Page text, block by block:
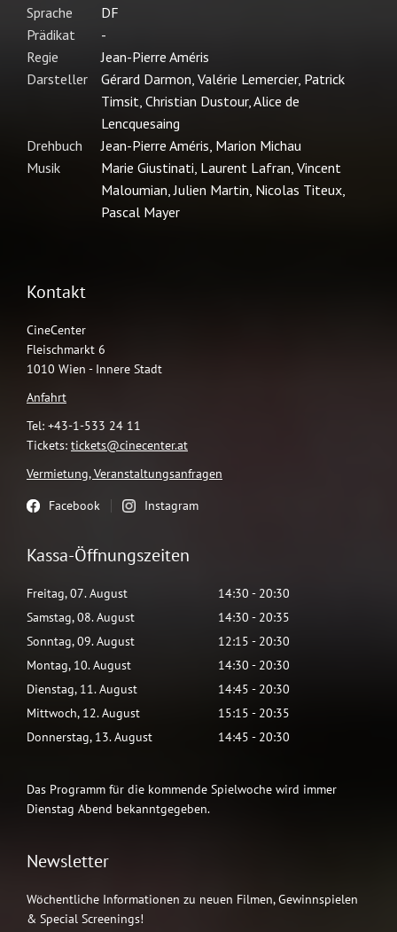
Kontakt
CineCenter
Fleischmarkt 6
1010 Wien - Innere Stadt
Anfahrt
Tel: +43-1-533 24 11
Tickets: tickets@cinecenter.at
Vermietung, Veranstaltungsanfragen
Facebook Instagram
Kassa-Öffnungszeiten
Freitag,07.August 14:30 - 20:30
Samstag,08.August 14:30 - 20:35
Sonntag,09.August 12:15 - 20:30
Montag, 10.August 14:30 - 20:30
Dienstag, 11.August 14:45 - 20:30
Mittwoch, 12.August 15:15 - 20:35
Donnerstag, 13.August 14:45 - 20:30
Das Programm für die kommende Spielwoche wird immer
Dienstag Abend bekanntgegeben.
Newsletter
Wöchentliche Informationen zu neuen Filmen, Gewinnspielen
& Special Screenings!